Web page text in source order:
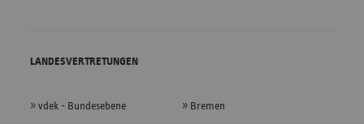
LANDESVERTRETUNGEN
vdek - Bundesebene Bremen